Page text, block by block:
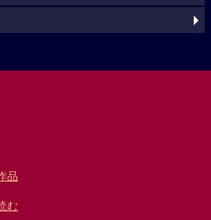
品
む